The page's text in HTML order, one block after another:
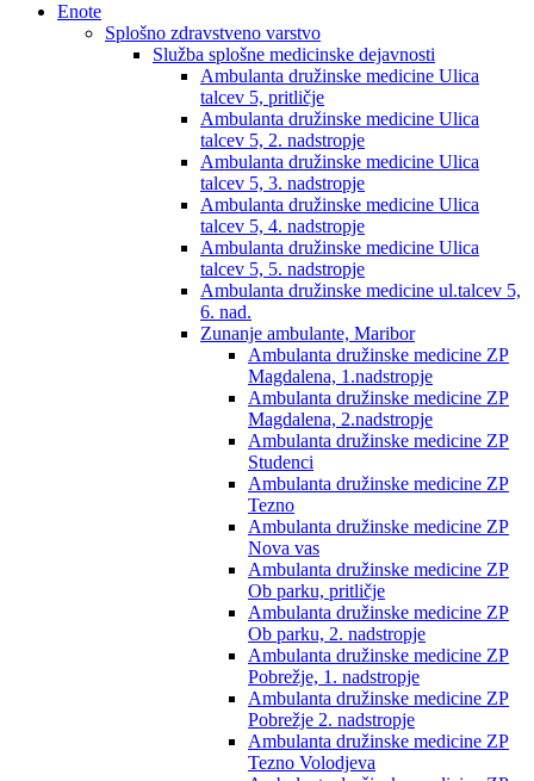
Enote
Splošno zdravstveno varstvo
Služba splošne medicinske dejavnosti
Ambulanta družinske medicine Ulica
talcev 5, pritličje
Ambulanta družinske medicine Ulica
talcev 5, 2. nadstropje
Ambulanta družinske medicine Ulica
talcev 5, 3. nadstropje
Ambulanta družinske medicine Ulica
talcev 5, 4. nadstropje
Ambulanta družinske medicine Ulica
talcev 5, 5. nadstropje
Ambulanta družinske medicine ul.talcev 5,
6. nad.
Zunanje ambulante, Maribor
Ambulanta družinske medicine ZP
Magdalena, 1.nadstropje
Ambulanta družinske medicine ZP
Magdalena, 2.nadstropje
Ambulanta družinske medicine ZP
Studenci
Ambulanta družinske medicine ZP
Tezno
Ambulanta družinske medicine ZP
Nova vas
Ambulanta družinske medicine ZP
Ob parku, pritličje
Ambulanta družinske medicine ZP
Ob parku, 2. nadstropje
Ambulanta družinske medicine ZP
Pobrežje, 1. nadstropje
Ambulanta družinske medicine ZP
Pobrežje 2. nadstropje
Ambulanta družinske medicine ZP
Tezno Volodjeva